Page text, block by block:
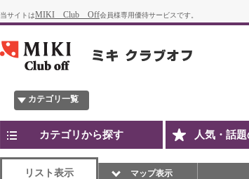
当サイトはMIKI Club Off会員様専用優待サービスです。
カテゴリ一覧
カテゴリから探す 人気・話
リスト表示 マップ表示